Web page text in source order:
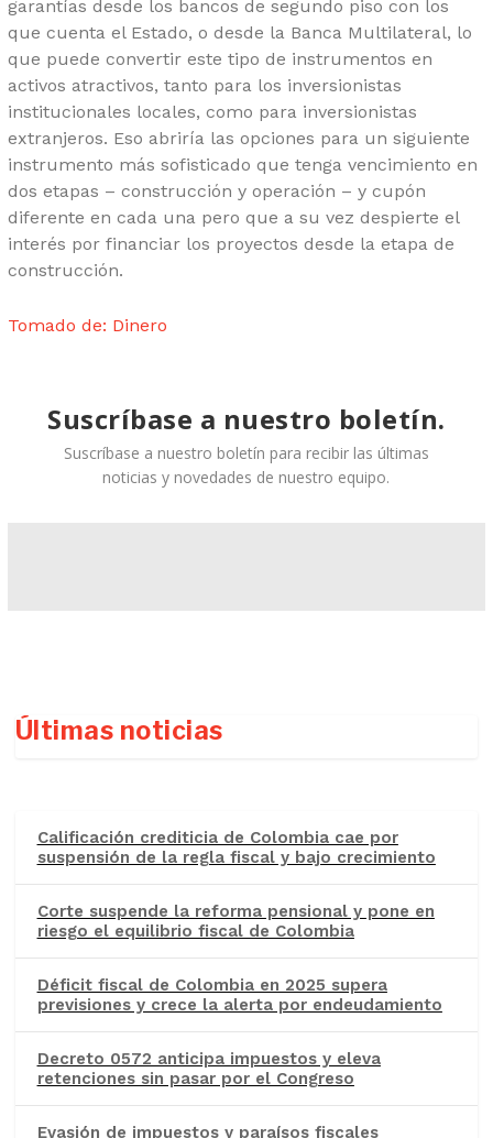
garantías desde los bancos de segundo piso con los
que cuenta el Estado, o desde la Banca Multilateral, lo
que puede convertir este tipo de instrumentos en
activos atractivos, tanto para los inversionistas
institucionales locales, como para inversionistas
extranjeros. Eso abriría las opciones para un siguiente
instrumento más sofisticado que tenga vencimiento en
dos etapas – construcción y operación – y cupón
diferente en cada una pero que a su vez despierte el
interés por financiar los proyectos desde la etapa de
construcción.
Tomado de: Dinero
Suscríbase a nuestro boletín.
Suscríbase a nuestro boletín para recibir las últimas
noticias y novedades de nuestro equipo.
Últimas noticias
Calificación crediticia de Colombia cae por
suspensión de la regla fiscal y bajo crecimiento
Corte suspende la reforma pensional y pone en
riesgo el equilibrio fiscal de Colombia
Déficit fiscal de Colombia en 2025 supera
previsiones y crece la alerta por endeudamiento
Decreto 0572 anticipa impuestos y eleva
retenciones sin pasar por el Congreso
Evasión de impuestos y paraísos fiscales